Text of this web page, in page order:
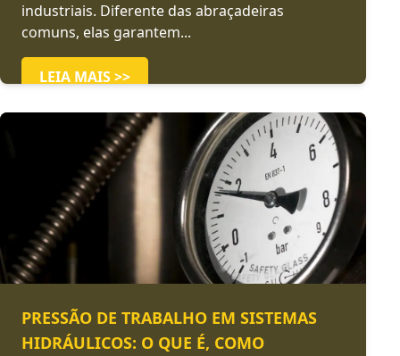
industriais. Diferente das abraçadeiras
comuns, elas garantem...
LEIA MAIS >>
PRESSÃO DE TRABALHO EM SISTEMAS
HIDRÁULICOS: O QUE É, COMO